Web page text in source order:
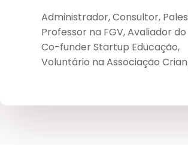
Administrador, Consultor,
Professor na FGV, Avaliador do
Co-funder Startup Educação,
Voluntário na Associação